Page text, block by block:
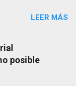
bebé está por
sobre si la
un restaurante
que si cuenta
no sé dónde irá a
LEER MÁS
posible